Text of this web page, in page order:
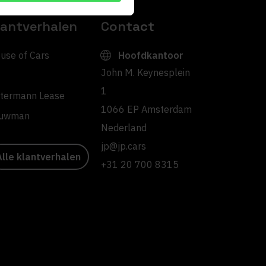
of Cars
Lease
klantverhalen
Contact
Hoofdkantoor
John M. Keynesplein
1
1066 EP Amsterdam
Nederland
jp@jp.cars
+31 20 700 8315